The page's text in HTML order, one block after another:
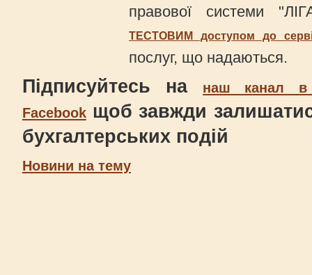
правової системи
ТЕСТОВИМ доступом до
послуг, що надаються.
Підписуйтесь на
наш канал в
Facebook щоб завжди
бухгалтерських подій
Новини на тему